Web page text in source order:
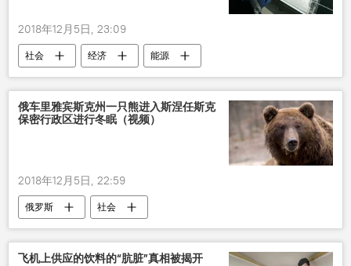
2018年12月5日, 23:09
社会 经济 能源
俄车里雅宾斯克州一只熊进入斯涅任斯克
保密行政区进行冬眠（视频）
2018年12月5日, 22:59
俄罗斯 社会
飞机上供应的饮料的“肮脏”真相被揭开